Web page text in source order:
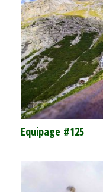
Equipage #125